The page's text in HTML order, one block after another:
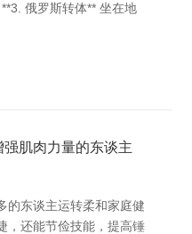
俄罗斯转体** 坐在地
肌肉力量的东谈主
的东谈主运转柔和家庭健
，还能节俭技能，提高锤